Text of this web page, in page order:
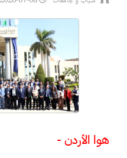
هوا الأردن -